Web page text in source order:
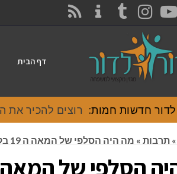
YOUTUBE
INSTAGRAM
TUMBLR
דף הבית
חדשות חמות: רוצים להכיר את
» תרבות » מה היה הסלפי של המאה ה 19 בקרב יהודי עיראק?
של המאה ה 19 בקרב יהודי